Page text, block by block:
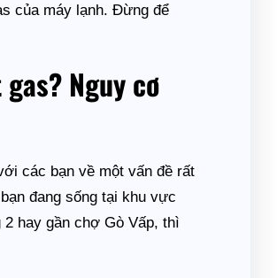
của máy lạnh. Đừng để
Nguy cơ
các bạn về một vấn đề rất
đang sống tại khu vực
hay gần chợ Gò Vấp, thì